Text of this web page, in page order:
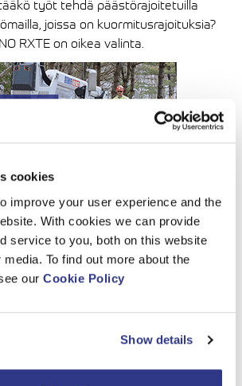
cookies
improve your user experience and the
With cookies we can provide
service to you, both on this website
To find out more about the
our Cookie Policy
Show details
työt tehdä päästörajoitetuilla
joissa on kuormitusrajoituksia?
RXTE on oikea valinta.